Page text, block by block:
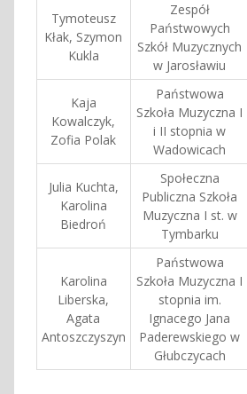
Tymoteusz
Kłak, Szymon
Kukla
Zespół
Państwowych
Szkół Muzycznych
w Jarosławiu
Kaja
Kowalczyk,
Zofia Polak
Państwowa
Szkoła Muzyczna I
i II stopnia w
Wadowicach
Julia Kuchta,
Karolina
Biedroń
Społeczna
Publiczna Szkoła
Muzyczna I st. w
Tymbarku
Karolina
Liberska,
Agata
Antoszczyszyn
Państwowa
Szkoła Muzyczna I
stopnia im.
Ignacego Jana
Paderewskiego w
Głubczycach